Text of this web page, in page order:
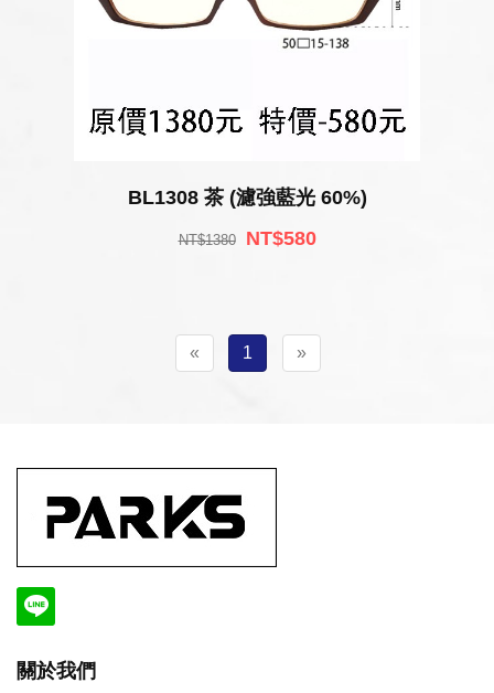
BL1308 茶 (濾強藍光 60%)
NT$1380 NT$580
« 1 »
關於我們